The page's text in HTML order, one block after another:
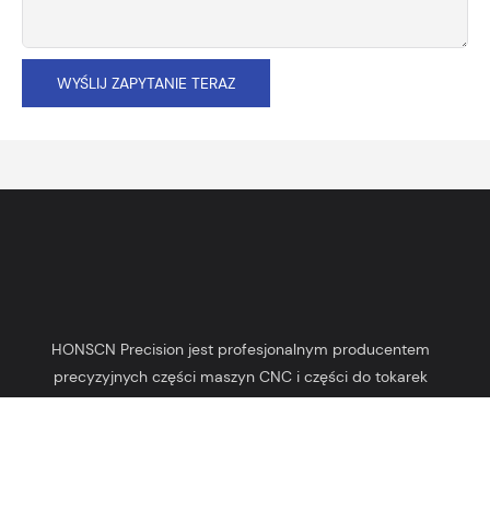
WYŚLIJ ZAPYTANIE TERAZ
HONSCN Precision jest profesjonalnym producentem
precyzyjnych części maszyn CNC i części do tokarek
automatycznych działającym od 2003 roku.